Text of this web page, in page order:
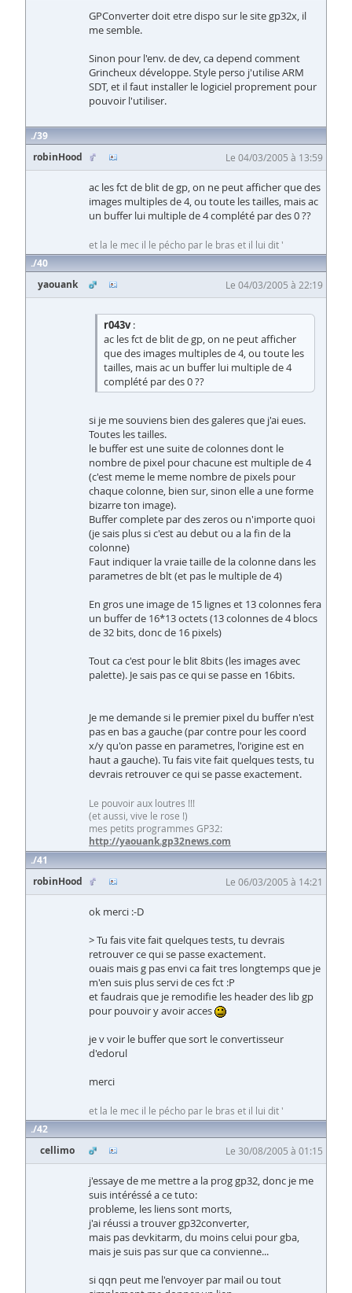
GPConverter doit etre dispo sur le site gp32x, il
me semble.
Sinon pour l'env. de dev, ca depend comment
Grincheux développe. Style perso j'utilise ARM
SDT, et il faut installer le logiciel proprement pour
pouvoir l'utiliser.
39
robinHood
Le 04/03/2005 à 13:59
ac les fct de blit de gp, on ne peut afficher que des
images multiples de 4, ou toute les tailles, mais ac
un buffer lui multiple de 4 complété par des 0 ??
et la le mec il le pécho par le bras et il lui dit '
40
yaouank
Le 04/03/2005 à 22:19
r043v:
ac les fct de blit de gp, on ne peut afficher
que des images multiples de 4, ou toute les
tailles, mais ac un buffer lui multiple de 4
complété par des 0 ??
si je me souviens bien des galeres que j'ai eues.
Toutes les tailles.
le buffer est une suite de colonnes dont le
nombre de pixel pour chacune est multiple de 4
(c'est meme le meme nombre de pixels pour
chaque colonne, bien sur, sinon elle a une forme
bizarre ton image).
Buffer complete par des zeros ou n'importe quoi
(je sais plus si c'est au debut ou a la fin de la
colonne)
Faut indiquer la vraie taille de la colonne dans les
parametres de blt (et pas le multiple de 4)
En gros une image de 15 lignes et 13 colonnes fera
un buffer de 16*13 octets (13 colonnes de 4 blocs
de 32 bits, donc de 16 pixels)
Tout ca c'est pour le blit 8bits (les images avec
palette). Je sais pas ce qui se passe en 16bits.
Je me demande si le premier pixel du buffer n'est
pas en bas a gauche (par contre pour les coord
x/y qu'on passe en parametres, l'origine est en
haut a gauche). Tu fais vite fait quelques tests, tu
devrais retrouver ce qui se passe exactement.
Le pouvoir aux loutres !!!
(et aussi, vive le rose !)
mes petits programmes GP32:
http://yaouank.gp32news.com
41
robinHood
Le 06/03/2005 à 14:21
ok merci :-D
> Tu fais vite fait quelques tests, tu devrais
retrouver ce qui se passe exactement.
ouais mais g pas envi ca fait tres longtemps que je
m'en suis plus servi de ces fct :P
et faudrais que je remodifie les header des lib gp
pour pouvoir y avoir acces
je v voir le buffer que sort le convertisseur
d'edorul
merci
et la le mec il le pécho par le bras et il lui dit '
42
cellimo
Le 30/08/2005 à 01:15
j'essaye de me mettre a la prog gp32, donc je me
suis intéréssé a ce tuto:
probleme, les liens sont morts,
j'ai réussi a trouver gp32converter,
mais pas devkitarm, du moins celui pour gba,
mais je suis pas sur que ca convienne...
si qqn peut me l'envoyer par mail ou tout